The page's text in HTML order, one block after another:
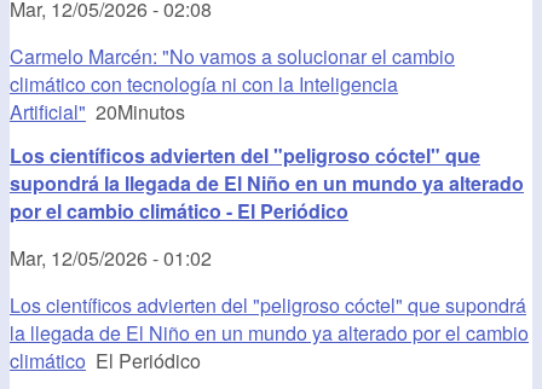
Mar, 12/05/2026 - 02:08
Carmelo Marcén: "No vamos a solucionar el cambio
climático con tecnología ni con la Inteligencia
Artificial" 20Minutos
Los científicos advierten del "peligroso cóctel" que
supondrá la llegada de El Niño en un mundo ya alterado
por el cambio climático - El Periódico
Mar, 12/05/2026 - 01:02
Los científicos advierten del "peligroso cóctel" que supondrá
la llegada de El Niño en un mundo ya alterado por el cambio
climático El Periódico